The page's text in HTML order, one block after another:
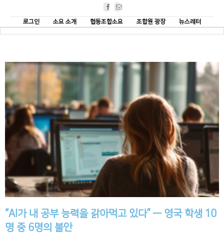
Facebook
로그인
소요 소개 협동조합소요 조합원 광장 뉴스레터
“AI가 내 공부 능력을 갉아먹고 있다” — 영국 학생 10
명 중 6명의 불안